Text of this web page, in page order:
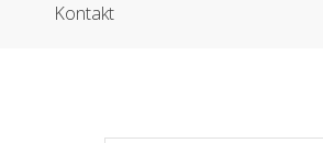
Kontakt